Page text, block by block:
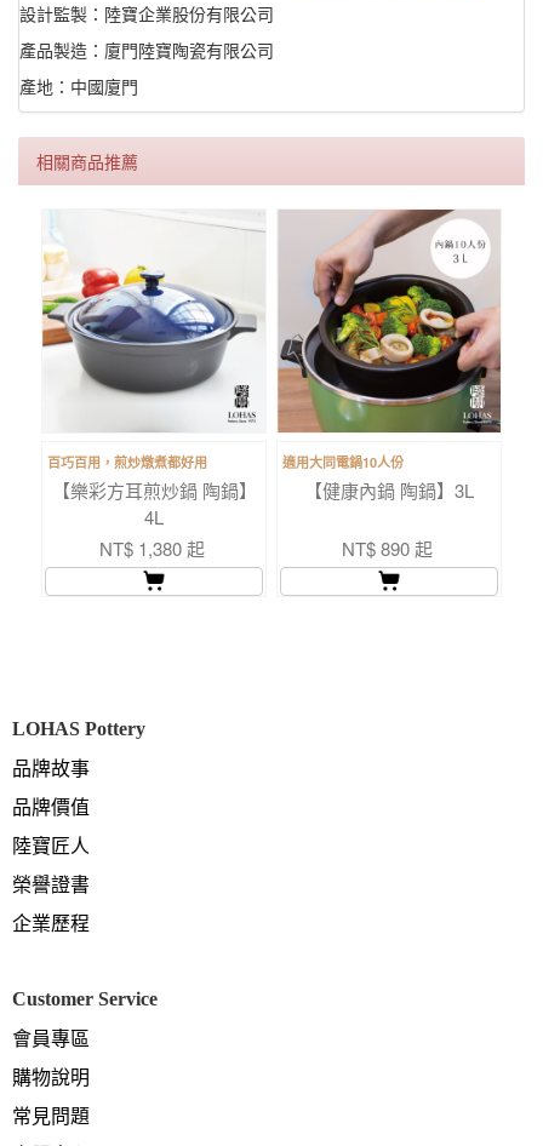
設計監製：陸寶企業股份有限公司
產品製造：廈門陸寶陶瓷有限公司
產地：中國廈門
相關商品推薦
百巧百用，煎炒燉煮都好用
【樂彩方耳煎炒鍋 陶鍋】
4L
NT$ 1,380 起
適用大同電鍋10人份
【健康內鍋 陶鍋】3L
NT$ 890 起
LOHAS Pottery
品牌故事
品牌價值
陸寶匠人
榮譽證書
企業歷程
Customer Service
會員專區
購物說明
常見問題